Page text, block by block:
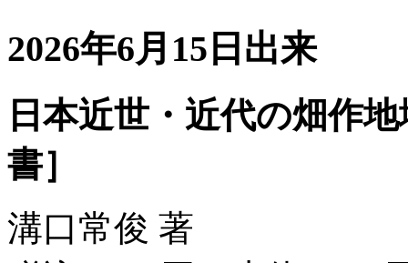
2026年6月15日出来
日本近世・近代の畑作
書］
溝口常俊 著